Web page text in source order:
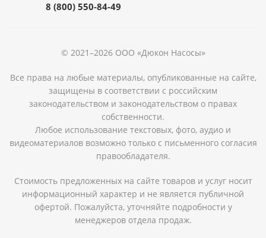
8 (800) 550-84-49
© 2021–2026 ООО «Дюкон Насосы»
Все права на любые материалы, опубликованные на сайте,
защищены в соответствии с российским
законодательством и законодательством о правах
собственности.
Любое использование текстовых, фото, аудио и
видеоматериалов возможно только с письменного согласия
правообладателя.
Стоимость предложенных на сайте товаров и услуг носит
информационный характер и не является публичной
офертой. Пожалуйста, уточняйте подробности у
менеджеров отдела продаж.